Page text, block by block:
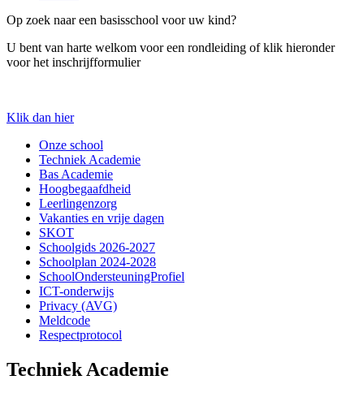
Op zoek naar een basisschool voor uw kind?
U bent van harte welkom voor een rondleiding of klik hieronder
voor het inschrijfformulier
Klik dan hier
Onze school
Techniek Academie
Bas Academie
Hoogbegaafdheid
Leerlingenzorg
Vakanties en vrije dagen
SKOT
Schoolgids 2026-2027
Schoolplan 2024-2028
SchoolOndersteuningProfiel
ICT-onderwijs
Privacy (AVG)
Meldcode
Respectprotocol
Techniek Academie